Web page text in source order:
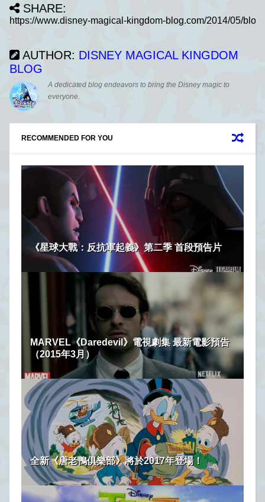
SHARE:
AUTHOR: DISNEY MAGICAL KINGDOM
BLOG
A dedicated blog endeavors to bring the Disney magic to
everyone.
RECOMMENDED FOR YOU
《星球大戰：反抗軍起義》第二季 首段預告片
MARVEL《Daredevil》電視劇集 最新電影預告
（2015年3月）
全新《唐老鴨俱樂部》將於2017年登場！